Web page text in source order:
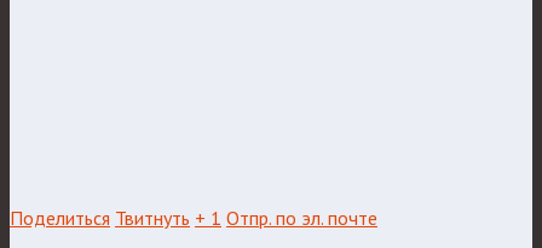
Поделиться Твитнуть + 1 Отпр. по эл. почте